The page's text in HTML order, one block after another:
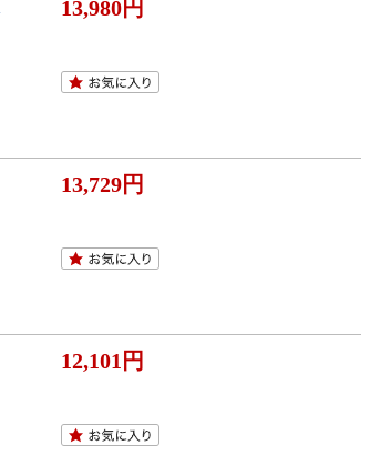
13,980円
13,729円
12,101円